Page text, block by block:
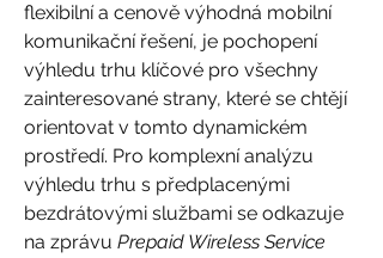
flexibilní a cenově výhodná mobilní
komunikační řešení, je pochopení
výhledu trhu klíčové pro všechny
zainteresované strany, které se chtějí
orientovat v tomto dynamickém
prostředí. Pro komplexní analýzu
výhledu trhu s předplacenými
bezdrátovými službami se odkazuje
na zprávu Prepaid Wireless Service